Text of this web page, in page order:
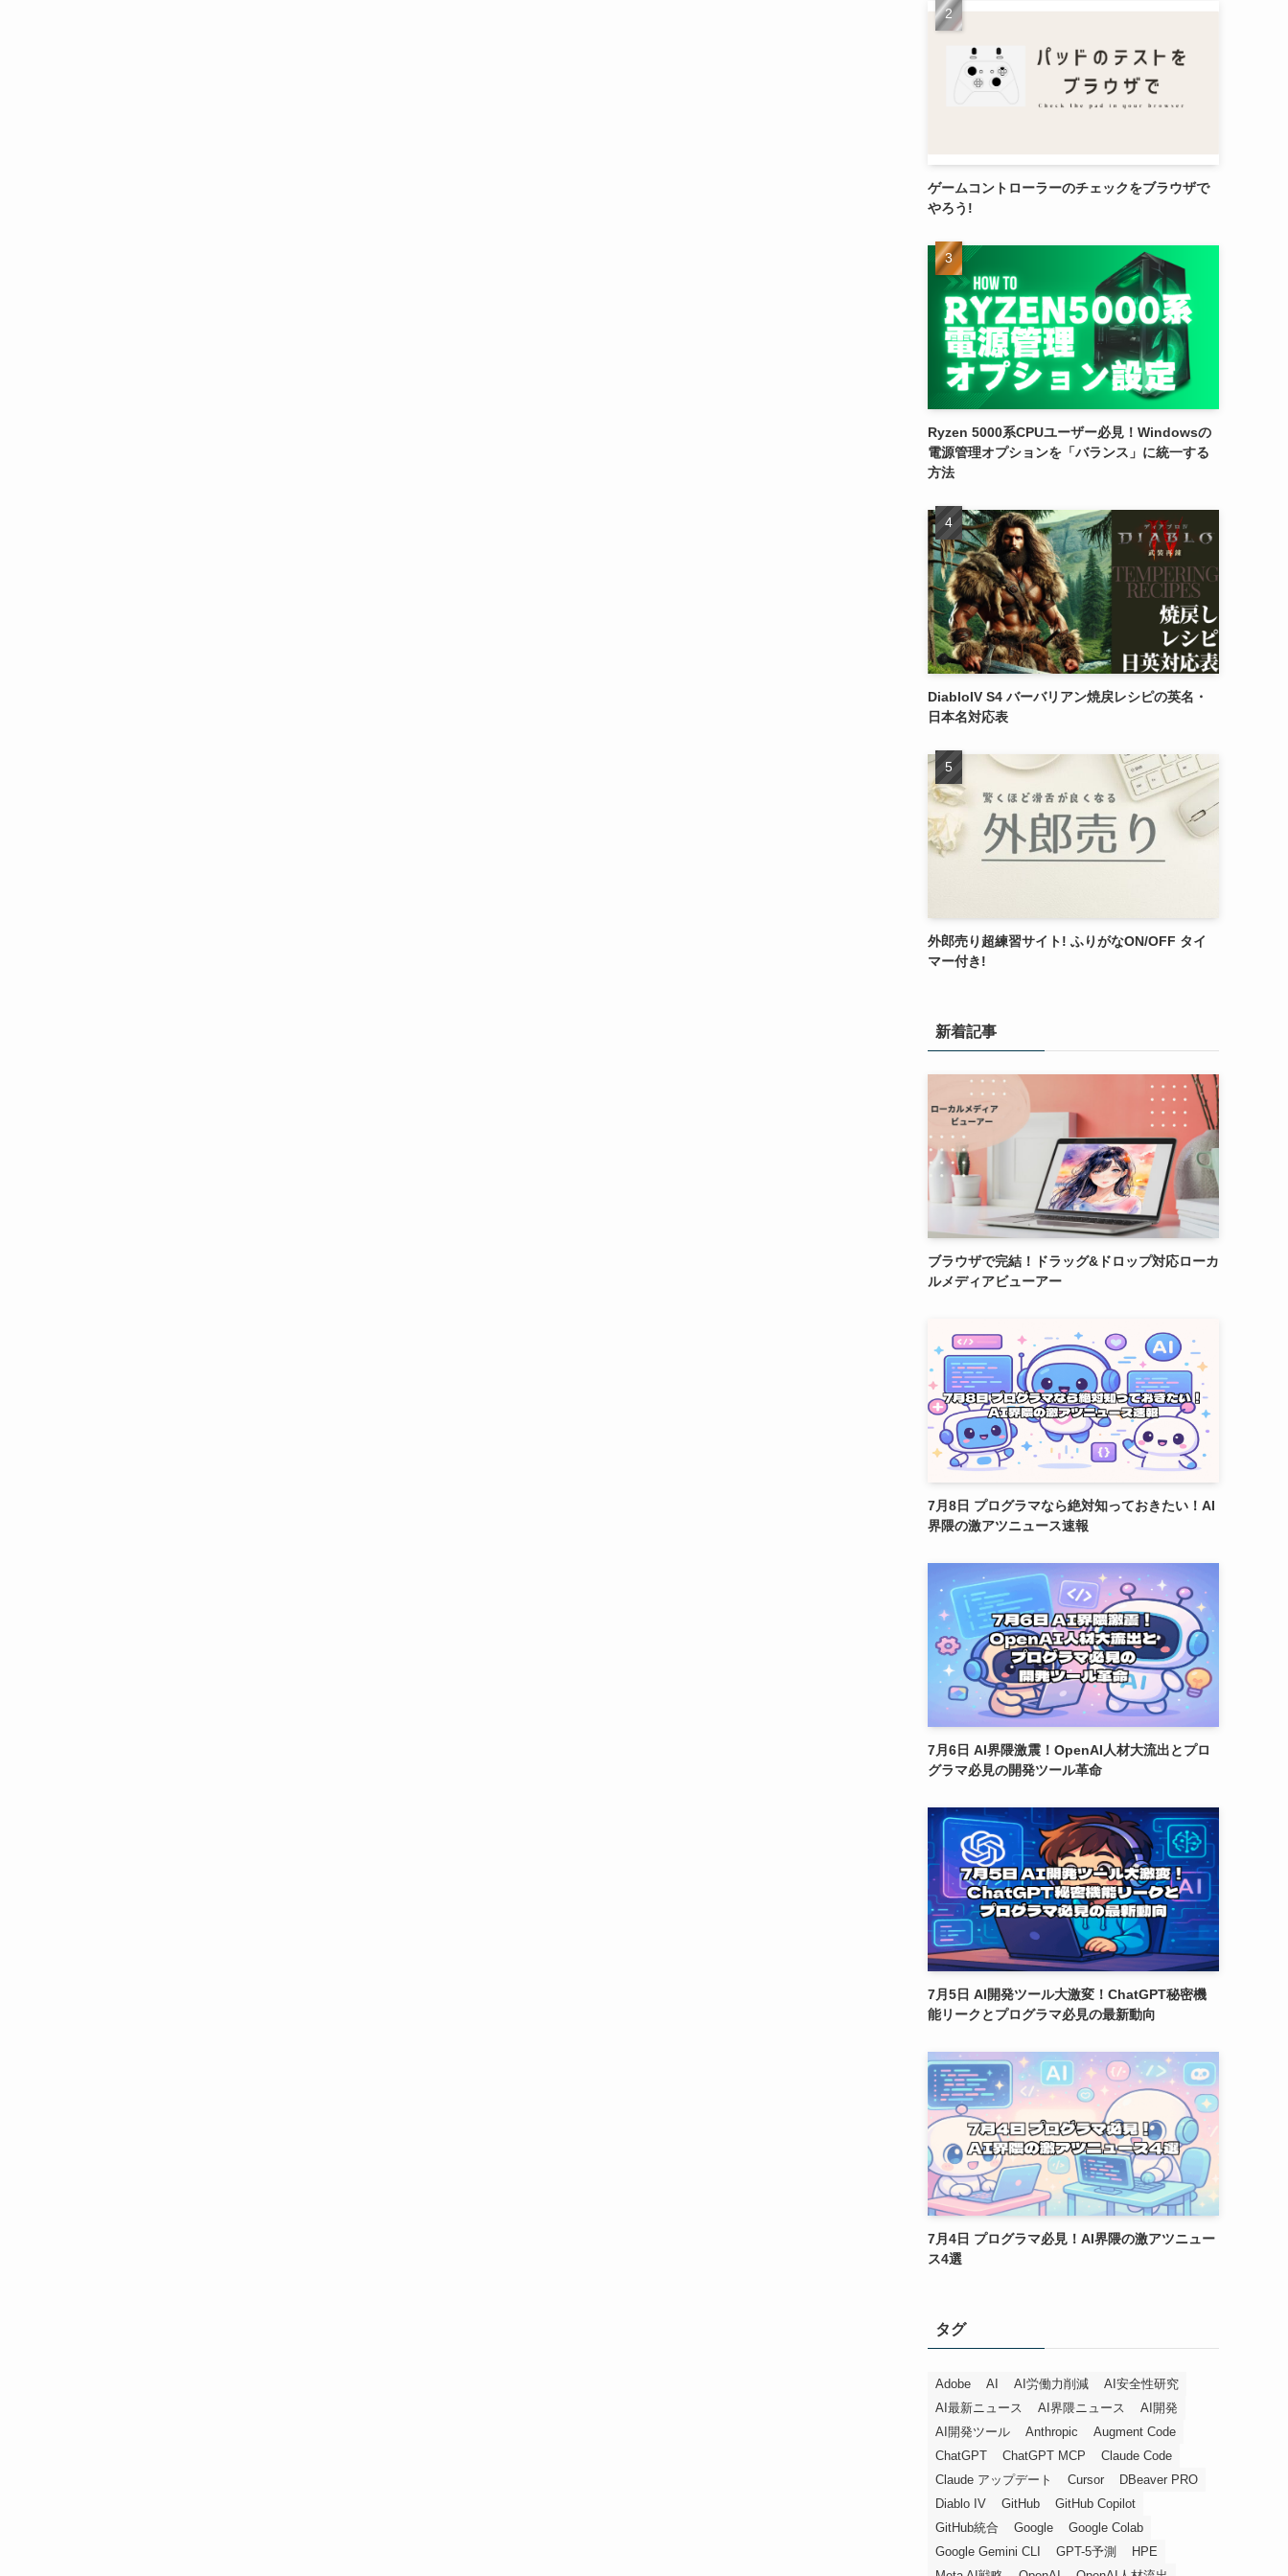
ゲームコントローラーのチェックをブラウザで
やろう!
Ryzen 5000系CPUユーザー必見！Windowsの
電源管理オプションを「バランス」に統一する
方法
DiabloIV S4 バーバリアン焼戻レシピの英名・
日本名対応表
外郎売り超練習サイト! ふりがなON/OFF タイ
マー付き!
新着記事
ブラウザで完結！ドラッグ&ドロップ対応ローカ
ルメディアビューアー
7月8日 プログラマなら絶対知っておきたい！AI
界隈の激アツニュース速報
7月6日 AI界隈激震！OpenAI人材大流出とプロ
グラマ必見の開発ツール革命
7月5日 AI開発ツール大激変！ChatGPT秘密機
能リークとプログラマ必見の最新動向
7月4日 プログラマ必見！AI界隈の激アツニュー
ス4選
タグ
Adobe AI AI労働力削減
AI安全性研究
AI最新ニュース
AI界隈ニュース
AI開発
AI開発ツール
Anthropic
Augment Code
ChatGPT
ChatGPT MCP
Claude Code
Claude アップデート
Cursor
DBeaver PRO
Diablo IV
GitHub
GitHub Copilot
GitHub統合
Google
Google Colab
Google Gemini CLI
GPT-5予測
HPE